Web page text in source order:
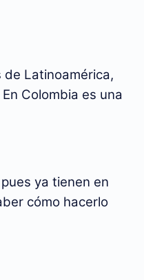
de Latinoamérica,
Colombia es una
ya tienen en
cómo hacerlo